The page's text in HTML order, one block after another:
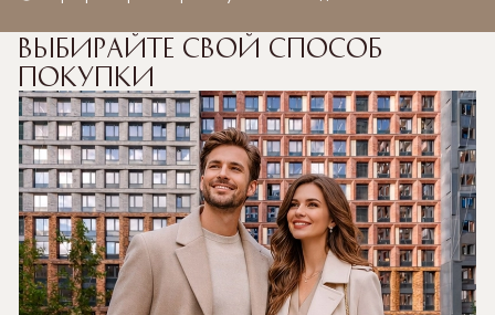
Выбирайте свой способ
покупки
Полная стоимость кредита рассчитывается
от 3,936% до 20,039% со ставкой от 3,5% на весь
срок кредитования. Первоначальный взнос от 20,1%.
Подробнее об условиях кредитования, необходимых